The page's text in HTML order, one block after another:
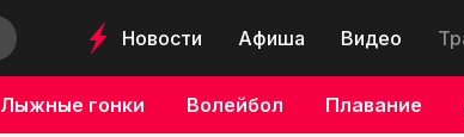
Новости Афиша Видео
Лыжные гонки Волейбол Плавание